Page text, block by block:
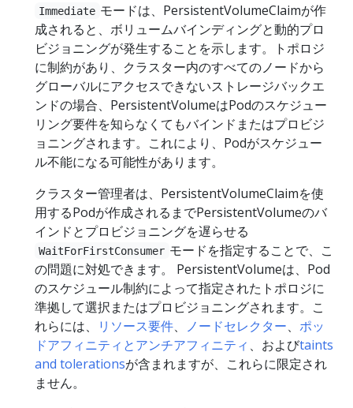
Immediate モードは、PersistentVolumeClaimが作
成されると、ボリュームバインディングと動的プロ
ビジョニングが発生することを示します。トポロジ
に制約があり、クラスター内のすべてのノードから
グローバルにアクセスできないストレージバックエ
ンドの場合、PersistentVolumeはPodのスケジュー
リング要件を知らなくてもバインドまたはプロビジ
ョニングされます。これにより、Podがスケジュー
ル不能になる可能性があります。
クラスター管理者は、PersistentVolumeClaimを使
用するPodが作成されるまでPersistentVolumeのバ
インドとプロビジョニングを遅らせる
WaitForFirstConsumer モードを指定することで、こ
の問題に対処できます。 PersistentVolumeは、Pod
のスケジュール制約によって指定されたトポロジに
準拠して選択またはプロビジョニングされます。こ
れらには、
リソース要件、 ノードセレクター、 ポッ
ドアフィニティとアンチアフィニティ 、およびtaints
and tolerationsが含まれますが、これらに限定され
ません。